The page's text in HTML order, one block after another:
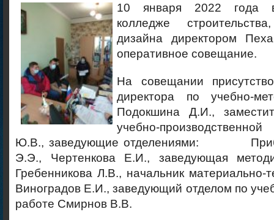
10 января 2022 года в
колледже
дизайна директором
оперативное совещание.
На совещании
директора по учебно-
Подокшина Д.И.,
учебно-
Ю.В., заведующие отделениями:
Э.Э., Чертенкова Е.И., заведующая
Гребенникова Л.В., начальник материально-
Виноградов Е.И., заведующий отделом по
работе Смирнов В.В.